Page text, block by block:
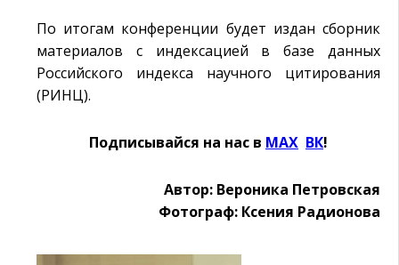
По итогам конференции будет издан сборник
материалов с индексацией в базе данных
Российского индекса научного цитирования
(РИНЦ).
Подписывайся на нас в MAX ВК!
Автор: Вероника Петровская
Фотограф: Ксения Радионова